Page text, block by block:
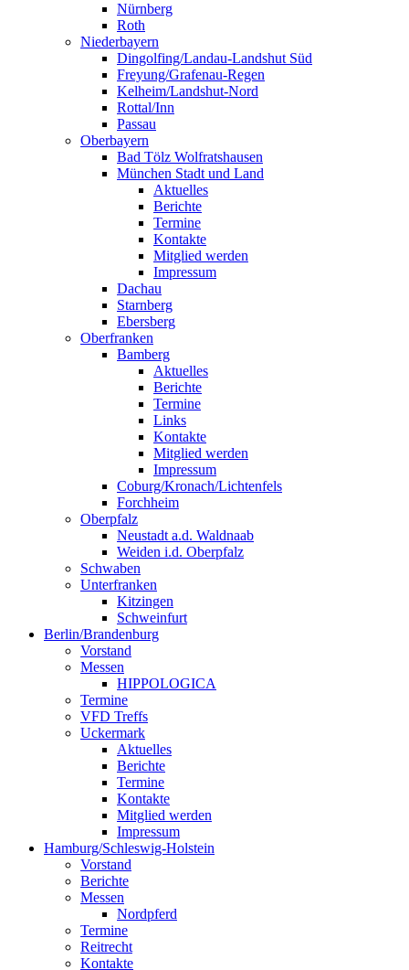
Nürnberg
Roth
Niederbayern
Dingolfing/Landau-Landshut Süd
Freyung/Grafenau-Regen
Kelheim/Landshut-Nord
Rottal/Inn
Passau
Oberbayern
Bad Tölz Wolfratshausen
München Stadt und Land
Aktuelles
Berichte
Termine
Kontakte
Mitglied werden
Impressum
Dachau
Starnberg
Ebersberg
Oberfranken
Bamberg
Aktuelles
Berichte
Termine
Links
Kontakte
Mitglied werden
Impressum
Coburg/Kronach/Lichtenfels
Forchheim
Oberpfalz
Neustadt a.d. Waldnaab
Weiden i.d. Oberpfalz
Schwaben
Unterfranken
Kitzingen
Schweinfurt
Berlin/Brandenburg
Vorstand
Messen
HIPPOLOGICA
Termine
VFD Treffs
Uckermark
Aktuelles
Berichte
Termine
Kontakte
Mitglied werden
Impressum
Hamburg/Schleswig-Holstein
Vorstand
Berichte
Messen
Nordpferd
Termine
Reitrecht
Kontakte